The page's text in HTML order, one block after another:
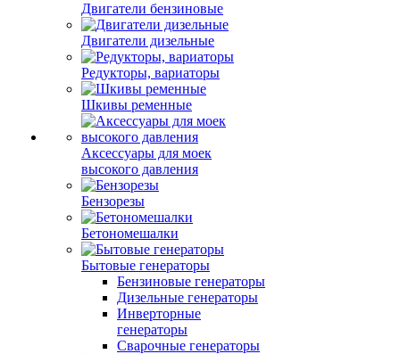
Двигатели бензиновые
Двигатели дизельные
Редукторы, вариаторы
Шкивы ременные
Аксессуары для моек
высокого давления
Бензорезы
Бетономешалки
Бытовые генераторы
Бензиновые генераторы
Дизельные генераторы
Инверторные
генераторы
Сварочные генераторы